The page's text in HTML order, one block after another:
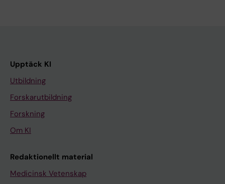
Upptäck KI
Utbildning
Forskarutbildning
Forskning
Om KI
Redaktionellt material
Medicinsk Vetenskap